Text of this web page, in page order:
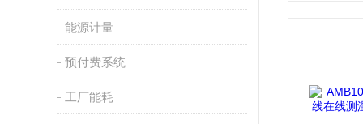
能源计量
预付费系统
工厂能耗